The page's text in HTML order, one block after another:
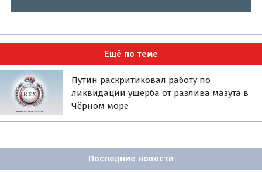
Ещё по теме
Путин раскритиковал работу по
ликвидации ущерба от разлива мазута в
Чёрном море
Последние новости